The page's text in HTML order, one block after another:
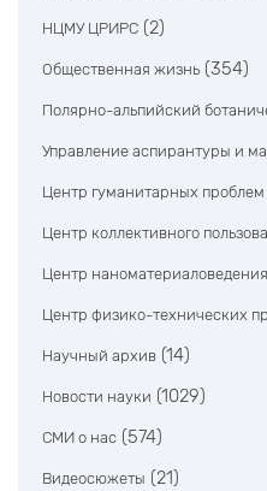
НЦМУ ЦРИРС (2)
Общественная жизнь (354)
Полярно-альпийский
Управление аспирантуры и
Центр гуманитарных
Центр коллективного
Центр наноматериаловедения
Центр физико-технических
Научный архив (14)
Новости науки (1029)
СМИ о нас (574)
Видеосюжеты (21)